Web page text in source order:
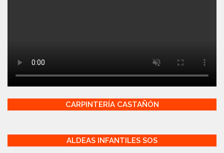
CARPINTERÍA CASTAÑÓN
ALDEAS INFANTILES SOS